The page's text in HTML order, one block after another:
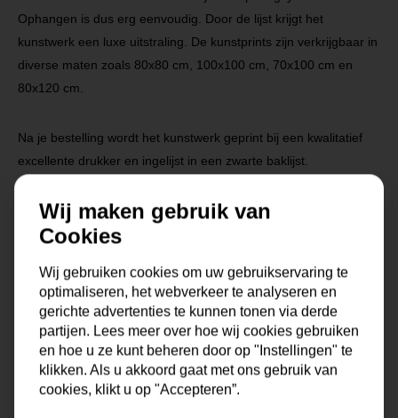
Ophangen is dus erg eenvoudig. Door de lijst krijgt het
kunstwerk een luxe uitstraling. De kunstprints zijn verkrijgbaar in
diverse maten zoals 80x80 cm, 100x100 cm, 70x100 cm en
80x120 cm.
Na je bestelling wordt het kunstwerk geprint bij een kwalitatief
excellente drukker en ingelijst in een zwarte baklijst.
Specificaties
Maat 0x0x0 cm
Korte omschrijving
Fotokunst geprint op dibond
Wij maken gebruik van
Cookies
Wij gebruiken cookies om uw gebruikservaring te
optimaliseren, het webverkeer te analyseren en
gerichte advertenties te kunnen tonen via derde
partijen. Lees meer over hoe wij cookies gebruiken
en hoe u ze kunt beheren door op "Instellingen" te
klikken. Als u akkoord gaat met ons gebruik van
cookies, klikt u op "Accepteren”.